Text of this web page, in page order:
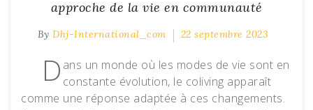
approche de la vie en communauté
ByDhj-International_com 22 septembre 2023
D ans un monde où les modes de vie sont en
constante évolution, le coliving apparaît
comme une réponse adaptée à ces changements.